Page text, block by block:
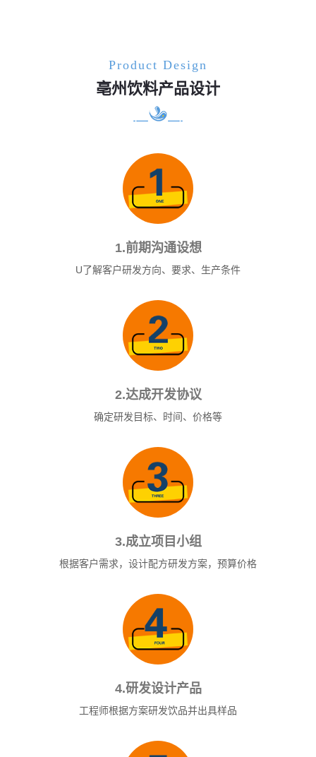
Product Design
亳州饮料产品设计
1.前期沟通设想
U了解客户研发方向、要求、生产条件
2.达成开发协议
确定研发目标、时间、价格等
3.成立项目小组
根据客户需求，设计配方研发方案，预算价格
4.研发设计产品
工程师根据方案研发饮品并出具样品